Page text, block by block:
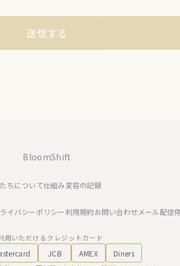
送信する
BloomShift
ちについて仕組み変容の記録
イバシーポリシー利用規約お問い合わせ メール配信
用いただけるクレジットカード
JCB AMEX Diners